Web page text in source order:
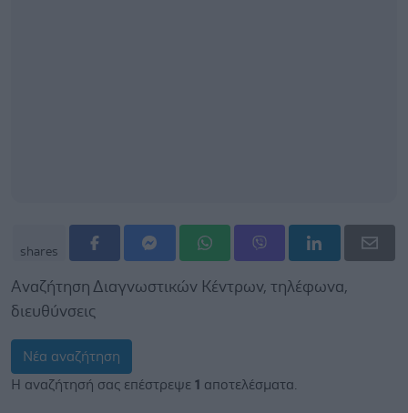
shares
Αναζήτηση Διαγνωστικών Κέντρων, τηλέφωνα,
διευθύνσεις
Νέα αναζήτηση
Η αναζήτησή σας επέστρεψε 1 αποτελέσματα.